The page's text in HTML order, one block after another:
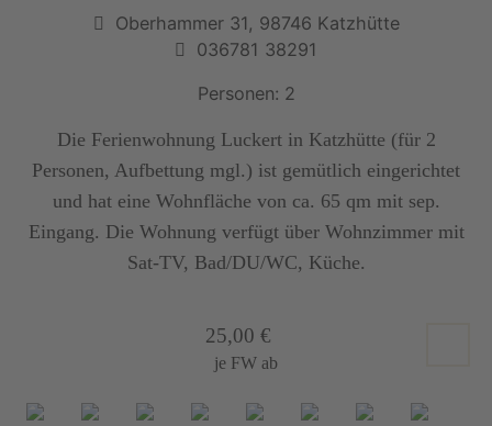
Oberhammer 31, 98746 Katzhütte
036781 38291
Personen: 2
Die Ferienwohnung Luckert in Katzhütte (für 2
Personen, Aufbettung mgl.) ist gemütlich eingerichtet
und hat eine Wohnfläche von ca. 65 qm mit sep.
Eingang. Die Wohnung verfügt über Wohnzimmer mit
Sat-TV, Bad/DU/WC, Küche.
25,00 €
je FW ab